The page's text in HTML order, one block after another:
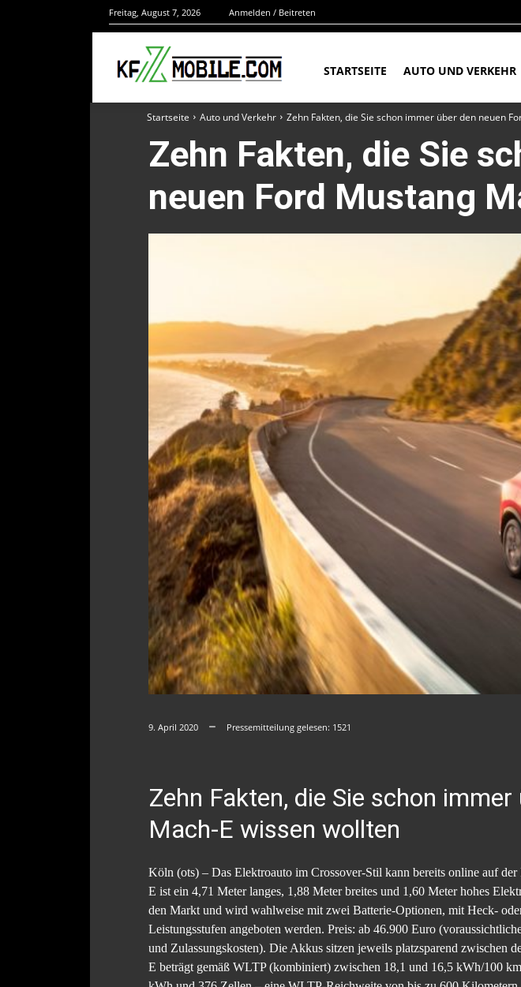
Freitag, August 7, 2026 Anmelden / Beitreten
STARTSEITE AUTO UND VERKEHR
Startseite Auto und Verkehr Zehn Fakten, die Sie schon immer über den neuen
Zehn Fakten, die Sie
neuen Ford Mustang
9. April 2020 Pressemitteilung gelesen: 1521
Zehn Fakten, die Sie schon
Mach-E wissen wollten
Köln (ots) – Das Elektroauto im Crossover-Stil kann bereits online auf
E ist ein 4,71 Meter langes, 1,88 Meter breites und 1,60 Meter hohes
den Markt und wird wahlweise mit zwei Batterie-Optionen, mit Heck-
Leistungsstufen angeboten werden. Preis: ab 46.900 Euro
und Zulassungskosten). Die Akkus sitzen jeweils platzsparend zwischen
E beträgt gemäß WLTP (kombiniert) zwischen 18,1 und 16,5 kWh/100